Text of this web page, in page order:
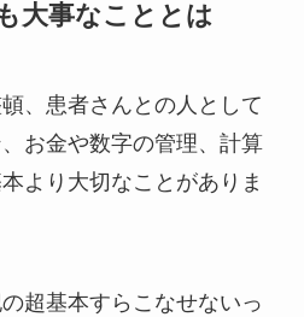
大事なこととは
、患者さんとの人として
お金や数字の管理、計算
より大切なことがありま
超基本すらこなせないっ